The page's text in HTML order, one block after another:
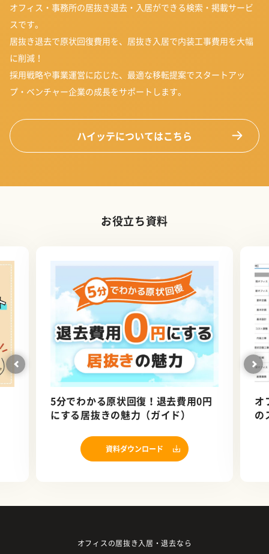
オフィス・事務所の居抜き退去・入居ができる検索・掲載サービ
スです。
居抜き退去で原状回復費用を、居抜き入居で内装工事費用を大幅
に削減！
採用戦略や事業運営に応じた、最適な移転提案でスタートアッ
プ・ベンチャー企業の成長をサポートします。
ハイッテについてはこちら
お役立ち資料
5分でわかる原状回復！退去費用0円
にする居抜きの魅力（ガイド）
資料ダウンロード
オ
の
オフィスの居抜き入居・退去なら